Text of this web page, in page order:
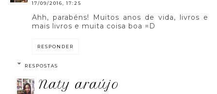
17/09/2016, 17:25
Ahh, parabéns! Muitos anos de vida, livros e
mais livros e muita coisa boa =D
RESPONDER
RESPOSTAS
naty araújo